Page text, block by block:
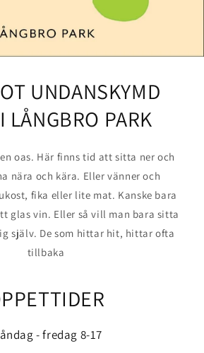
UNDANSKYMD
LÅNGBRO PARK
oas. Här finns tid att sitta ner och
nära och kära. Eller vänner och
fika eller lite mat. Kanske bara
glas vin. Eller så vill man bara sitta
själv. De som hittar hit, hittar ofta
tillbaka
- fredag 8-17